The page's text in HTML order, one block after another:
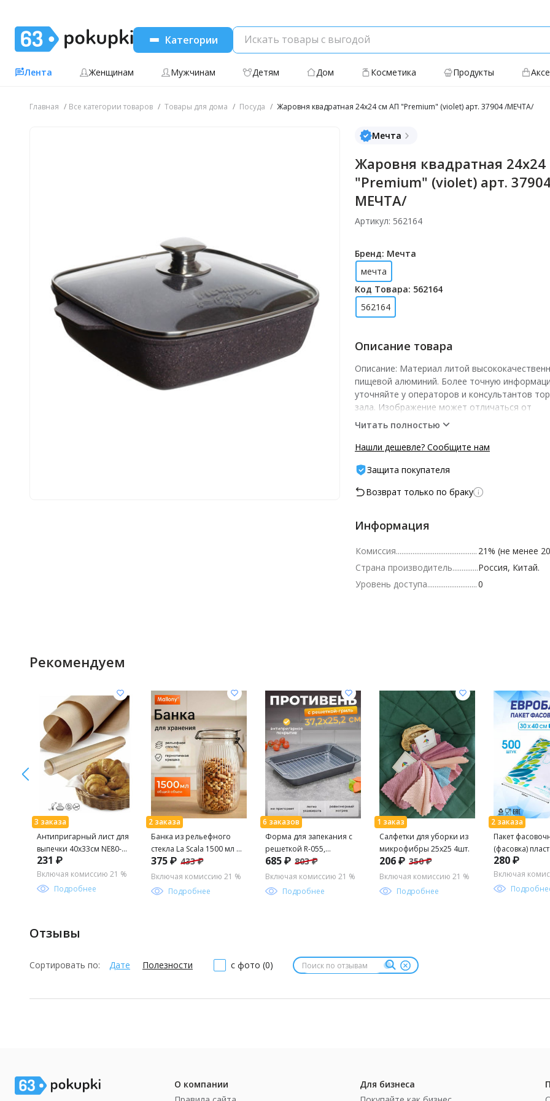
Категории
Лента Женщинам Мужчинам Детям Дом Косметика Продукты
Главная Все категории товаров Товары для дома Посуда Жаровня квадратная 24х24 см АП "Premium" (violet) арт. 37904 /МЕЧТА/
Мечта
Жаровня квадратная
"Premium" (violet) арт.
МЕЧТА/
Артикул: 562164
Бренд: Мечта
мечта
Код Товара: 562164
562164
Описание товара
Описание: Материал литой
пищевой алюминий. Более точную
уточняйте у операторов и консультантов
зала. Изображение может отличаться от
представленного на витрине.­ --
Читать полностью
Нашли дешевле? Сообщите нам
Защита покупателя
Возврат только по браку
Информация
Комиссия
21% (не менее
Страна производитель
Россия, Китай.
Уровень доступа
0
Рекомендуем
Антипригарный лист для
выпечки 40х33см NE80-
142 (МультиДом)
231 ₽
Включая комиссию 21 %
Подробнее
Банка из рельефного
стекла La Scala 1500 мл с
бугельным цветным
замком арт.108322
/MALLONY/
375 ₽ 433 ₽
Включая комиссию 21 %
Подробнее
Форма для запекания с
решеткой R-055,
Противень размер:
37,5*25,5*5 см
арт.191307 /Mallony/
685 ₽ 803 ₽
Включая комиссию 21 %
Подробнее
Салфетки для уборки из
микрофибры 25x25 4шт.
206 ₽ 350 ₽
Включая комиссию 21 %
Подробнее
Пакет
(фасовка)
8мкм
пласт/500шт.
280 ₽
Включая
Отзывы
Сортировать по: Дате Полезности с фото (0)
О компании
Для бизнеса